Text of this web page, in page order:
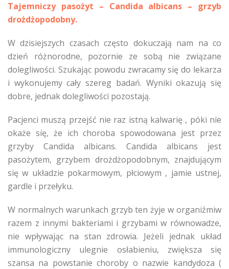
Tajemniczy pasożyt – Candida albicans – grzyb
drożdżopodobny.
W dzisiejszych czasach często dokuczają nam na co
dzień różnorodne, pozornie ze sobą nie związane
dolegliwości. Szukając powodu zwracamy się do lekarza
i wykonujemy cały szereg badań. Wyniki okazują się
dobre, jednak dolegliwości pozostają.
Pacjenci muszą przejść nie raz istną kalwarię , póki nie
okaże się, że ich choroba spowodowana jest przez
grzyby Candida albicans. Candida albicans jest
pasożytem, grzybem drożdżopodobnym, znajdującym
się w układzie pokarmowym, płciowym , jamie ustnej,
gardle i przełyku.
W normalnych warunkach grzyb ten żyje w organiźmiw
razem z innymi bakteriami i grzybami w równowadze,
nie wpływając na stan zdrowia. Jeżeli jednak układ
immunologiczny ulegnie osłabieniu, zwiększa się
szansa na powstanie choroby o nazwie kandydoza (